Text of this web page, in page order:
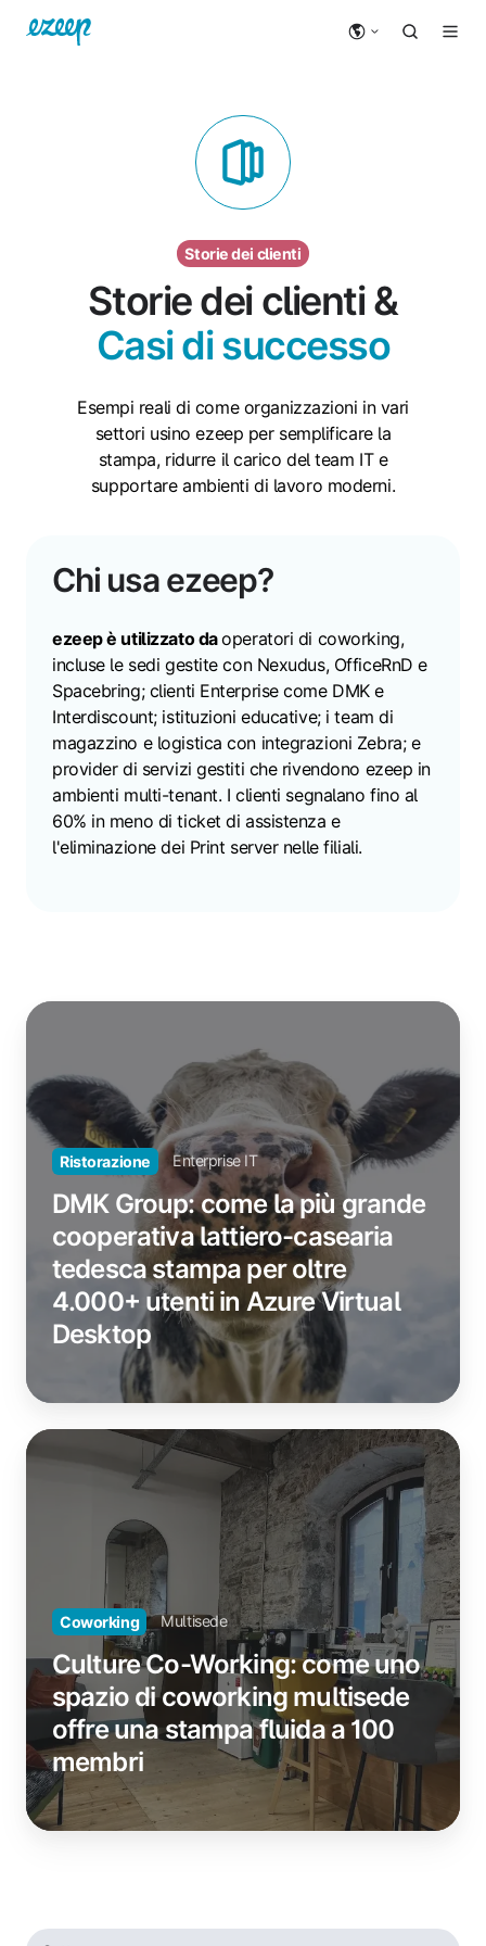
Storie dei clienti
Storie dei clienti &
Casi di successo
Esempi reali di come organizzazioni in vari
settori usino ezeep per semplificare la
stampa, ridurre il carico del team IT e
supportare ambienti di lavoro moderni.
Chi usa ezeep?
ezeep è utilizzato daoperatori di coworking,
incluse le sedi gestite con Nexudus, OfficeRnD e
Spacebring; clienti Enterprise come DMK e
Interdiscount; istituzioni educative; i team di
magazzino e logistica con integrazioni Zebra; e
provider di servizi gestiti che rivendono ezeep in
ambienti multi-tenant. I clienti segnalano fino al
60% in meno di ticket di assistenza e
l'eliminazione dei Print server nelle filiali.
DMK
la
più
grande
cooperativa
lattiero-
tedesca
stampa
oltre
utenti
in
Azure
Virtual
Ristorazione Enterprise IT
DMK Group: come la più grande
cooperativa lattiero-casearia
tedesca stampa per oltre
4.000+ utenti in Azure Virtual
Desktop
Culture
coworking
multisede
offre
una
stampa
fluida
a
100
membri
Coworking Multisede
Culture Co-Working: come uno
spazio di coworking multisede
offre una stampa fluida a 100
membri